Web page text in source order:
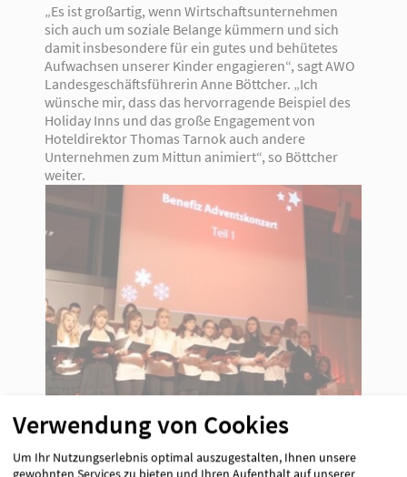
„Es ist großartig, wenn Wirtschaftsunternehmen
sich auch um soziale Belange kümmern und sich
damit insbesondere für ein gutes und behütetes
Aufwachsen unserer Kinder engagieren“, sagt AWO
Landesgeschäftsführerin Anne Böttcher. „Ich
wünsche mir, dass das hervorragende Beispiel des
Holiday Inns und das große Engagement von
Hoteldirektor Thomas Tarnok auch andere
Unternehmen zum Mittun animiert“, so Böttcher
weiter.
Verwendung von Cookies
Um Ihr Nutzungserlebnis optimal auszugestalten, Ihnen unsere